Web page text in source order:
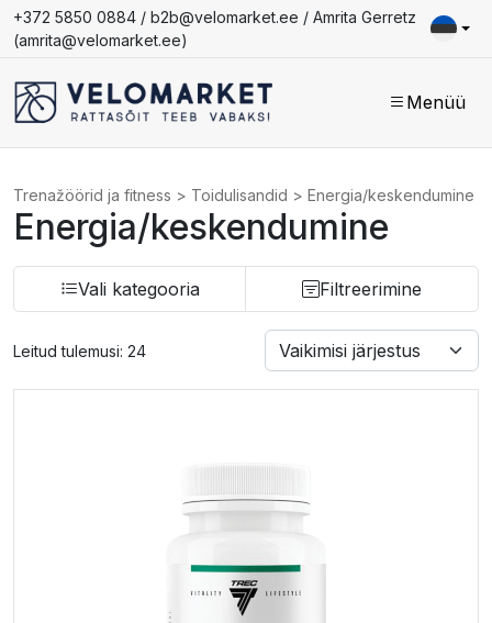
+372 5850 0884 / b2b@velomarket.ee / Amrita Gerretz
(amrita@velomarket.ee)
Menüü
Trenažöörid ja fitness > Toidulisandid > Energia/keskendumine
Energia/keskendumine
Vali kategooria Filtreerimine
Leitud tulemusi: 24